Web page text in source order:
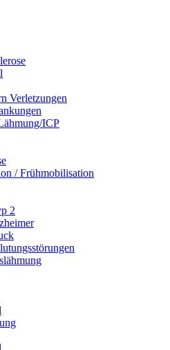
Verletzungen
ICP
/ Frühmobilisation
2